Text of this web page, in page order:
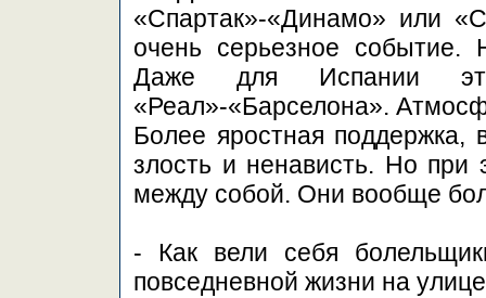
«Спартак»-«Динамо» или
очень серьезное событие.
Даже для Испании
«Реал»-«Барселона».
Более яростная поддержка,
злость и ненависть. Но при
между собой. Они вообще
- Как вели себя
повседневной жизни на